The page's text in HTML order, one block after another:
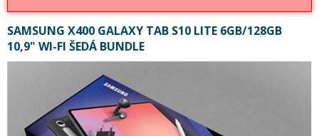
SAMSUNG X400 GALAXY TAB S10 LITE 6GB/128GB
10,9" WI-FI ŠEDÁ BUNDLE